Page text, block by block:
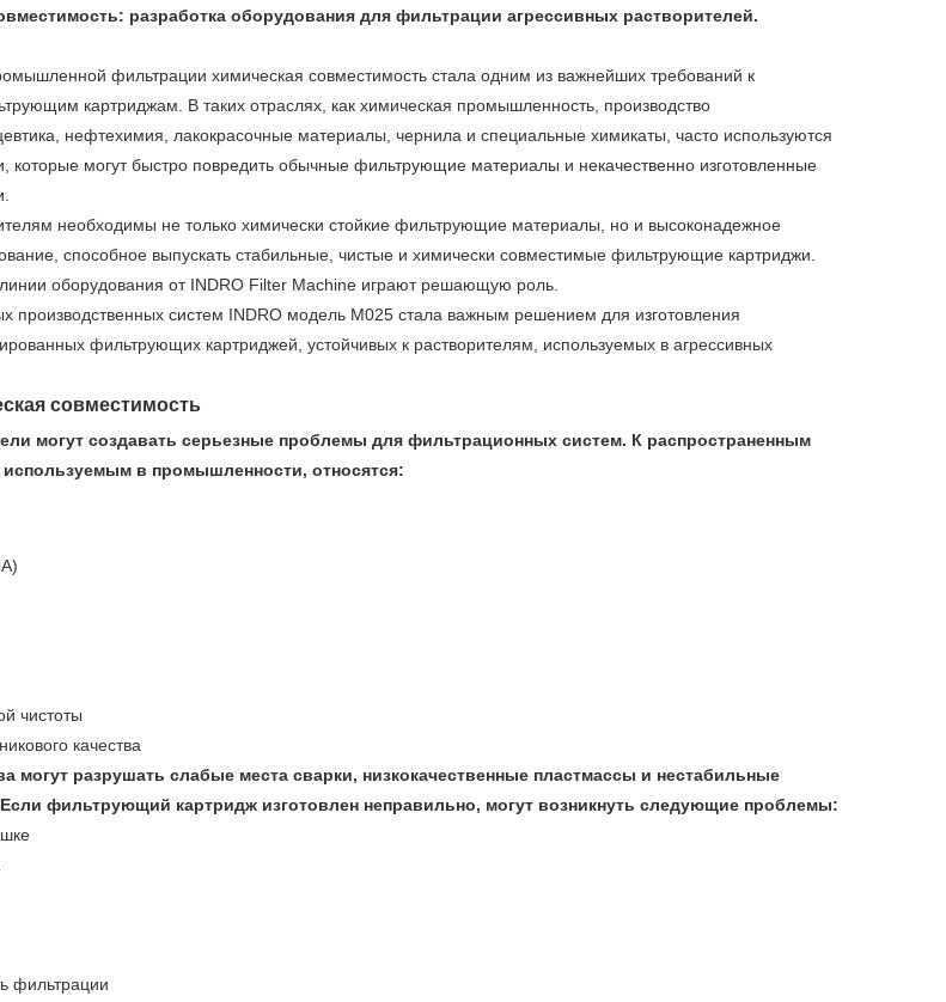
фильтрующих
картриджей
бассейнов/
СПА
фильтра
фильтра
пыли
выдувания
расплава
машины
для
фильтрующего
машины
фильтровальных
машины
Сварочный
аппарат
деталей
из
части
патрона
фильтра
конфиденциальности
разработка оборудования для фильтрации агрессивных растворителей.
фильтрации химическая совместимость стала одним из важнейших требований к
картриджам. В таких отраслях, как химическая промышленность, производство
нефтехимия, лакокрасочные материалы, чернила и специальные химикаты, часто используются
которые могут быстро повредить обычные фильтрующие материалы и некачественно изготовленные
необходимы не только химически стойкие фильтрующие материалы, но и высоконадежное
способное выпускать стабильные, чистые и химически совместимые фильтрующие картриджи.
оборудования от INDRO Filter Machine играют решающую роль.
производственных систем INDRO модель M025 стала важным решением для изготовления
фильтрующих картриджей, устойчивых к растворителям, используемых в агрессивных
совместимость
могут создавать серьезные проблемы для фильтрационных систем. К распространенным
в промышленности, относятся:
чистоты
качества
могут разрушать слабые места сварки, низкокачественные пластмассы и нестабильные
фильтрующий картридж изготовлен неправильно, могут возникнуть следующие проблемы:
фильтрации